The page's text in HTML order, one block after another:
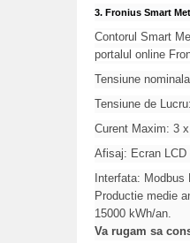
3. Fronius Smart
Contorul Smart
portalul online
Tensiune
Tensiune de
Curent Maxim: 3
Afisaj: Ecran LCD
Interfata: Modbus
Productie medie
15000 kWh/an.
Va rugam sa